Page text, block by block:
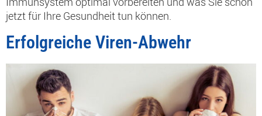
jetzt für Ihre Gesundheit tun können.
Erfolgreiche Viren-Abwehr